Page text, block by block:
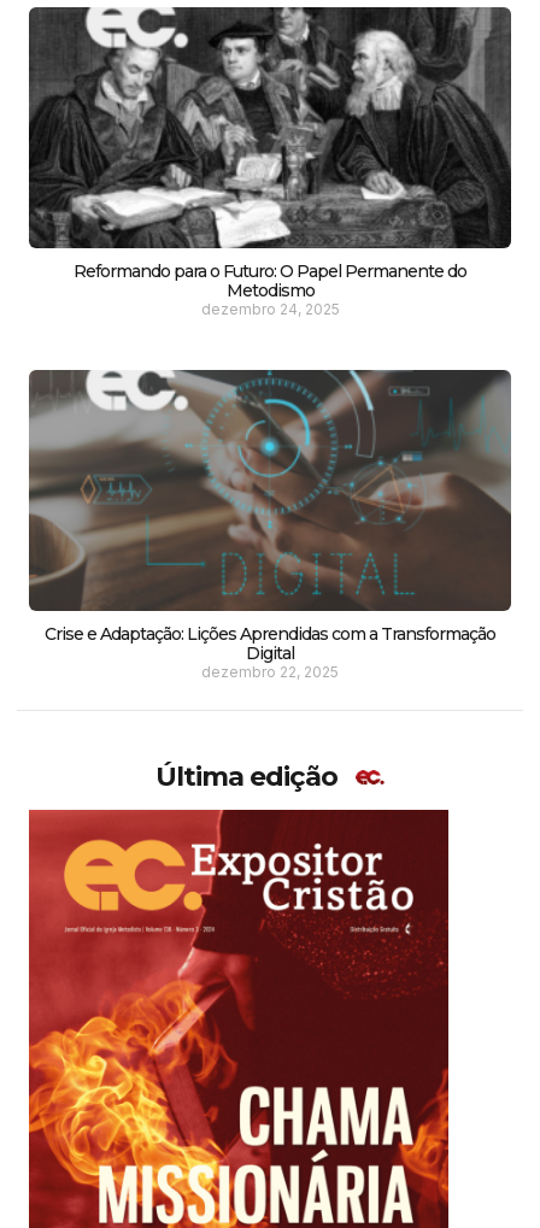
Reformando para o Futuro: O Papel Permanente do
Metodismo
dezembro 24, 2025
Crise e Adaptação: Lições Aprendidas com a Transformação
Digital
dezembro 22, 2025
Última edição